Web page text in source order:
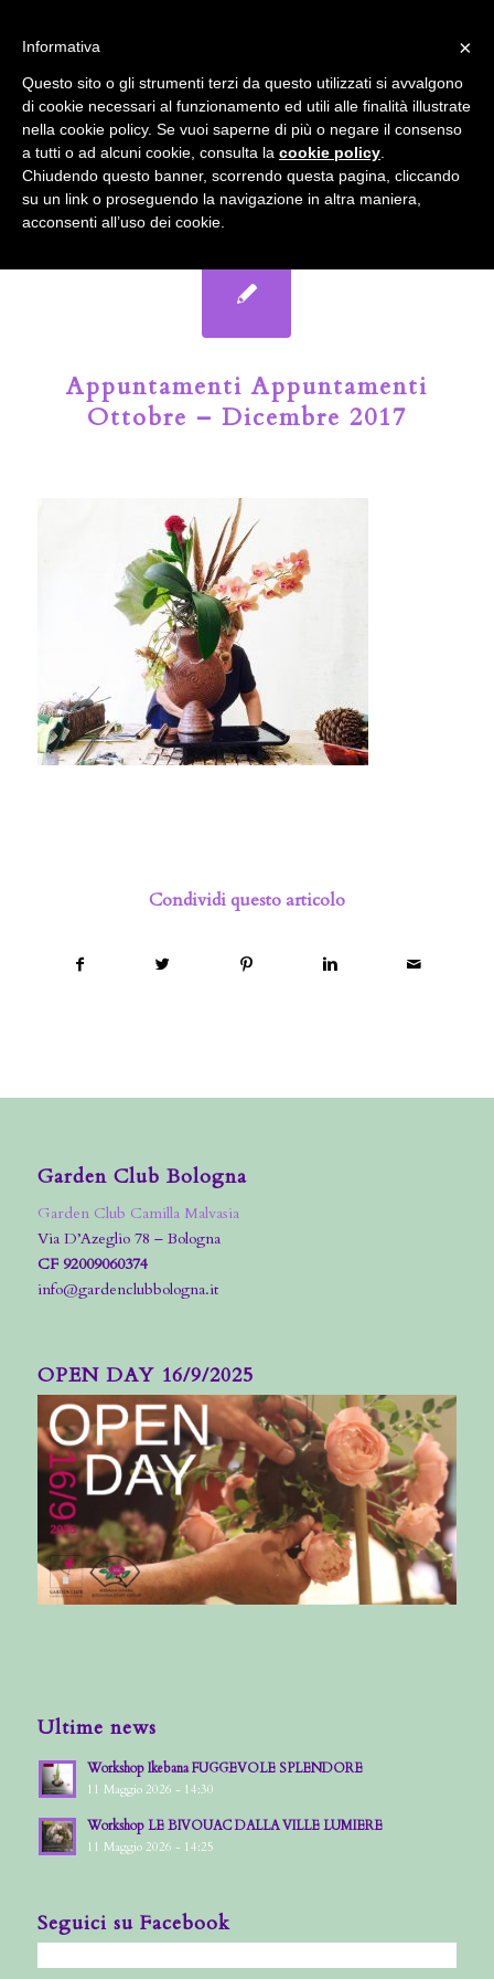
Il Blog del Garden Club di Bologna
Appuntamenti Appuntamenti
Ottobre – Dicembre 2017
Condividi questo articolo
Garden Club Bologna
Garden Club Camilla Malvasia
Via D’Azeglio 78 – Bologna
CF 92009060374
info@gardenclubbologna.it
OPEN DAY 16/9/2025
Ultime news
Workshop Ikebana FUGGEVOLE SPLENDORE
11 Maggio 2026 - 14:30
Workshop LE BIVOUAC DALLA VILLE LUMIERE
11 Maggio 2026 - 14:25
Seguici su Facebook
accetta l'uso dei cookies previsto nella pagina dedicata.
Fai clic per abilitare/disabilitare il tracciamento di
Google Analytics.
OK Privacy e cookie policy
×
Informativa
Questo sito o gli strumenti terzi da questo utilizzati si avvalgono
di cookie necessari al funzionamento ed utili alle finalità illustrate
nella cookie policy. Se vuoi saperne di più o negare il consenso
a tutti o ad alcuni cookie, consulta la cookie policy
Chiudendo questo banner, scorrendo questa pagina, cliccando
su un link o proseguendo la navigazione in altra maniera,
acconsenti all’uso dei cookie.